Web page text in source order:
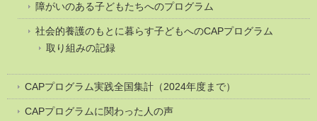
障がいのある子どもたちへのプログラム
社会的養護のもとに暮らす子どもへのCAPプログラム
取り組みの記録
CAPプログラム実践全国集計（2024年度まで）
CAPプログラムに関わった人の声